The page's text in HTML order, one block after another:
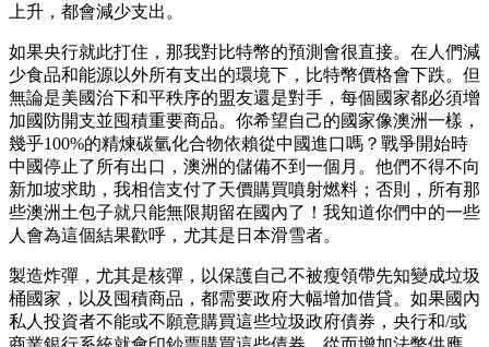
上升，都會減少支出。
如果央行就此打住，那我對比特幣的預測會很直接。在人們減
少食品和能源以外所有支出的環境下，比特幣價格會下跌。但
無論是美國治下和平秩序的盟友還是對手，每個國家都必須增
加國防開支並囤積重要商品。你希望自己的國家像澳洲一樣，
幾乎100%的精煉碳氫化合物依賴從中國進口嗎？戰爭開始時
中國停止了所有出口，澳洲的儲備不到一個月。他們不得不向
新加坡求助，我相信支付了天價購買噴射燃料；否則，所有那
些澳洲土包子就只能無限期留在國內了！我知道你們中的一些
人會為這個結果歡呼，尤其是日本滑雪者。
製造炸彈，尤其是核彈，以保護自己不被瘦領帶先知變成垃圾
桶國家，以及囤積商品，都需要政府大幅增加借貸。如果國內
私人投資者不能或不願意購買這些垃圾政府債券，央行和/或